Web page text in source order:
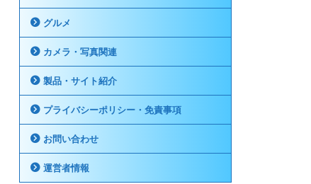
グルメ
カメラ・写真関連
製品・サイト紹介
プライバシーポリシー・免責事項
お問い合わせ
運営者情報